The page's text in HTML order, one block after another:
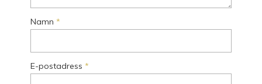
Namn *
E-postadress *